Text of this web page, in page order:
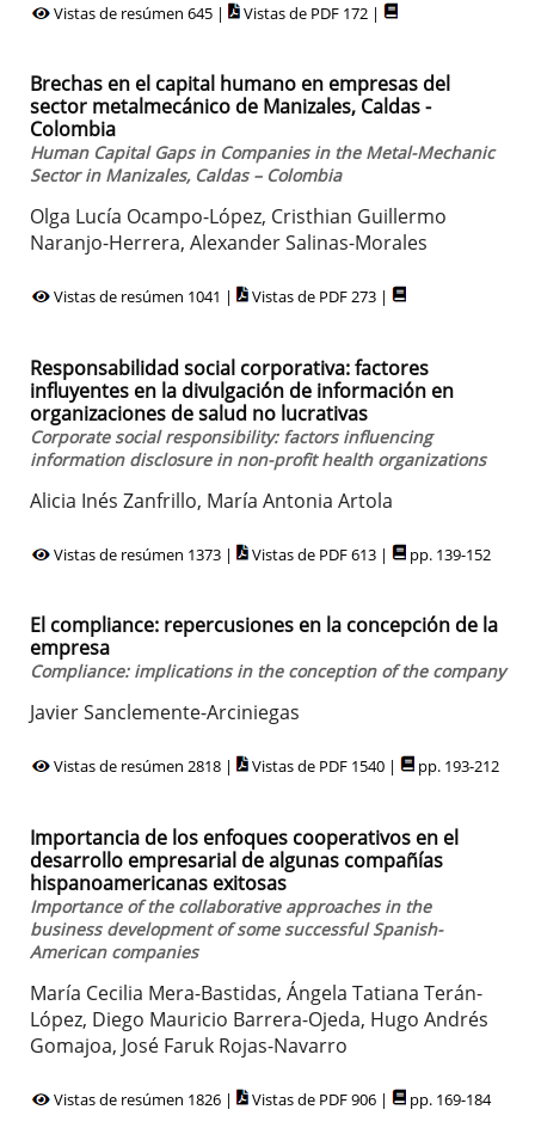
Vistas de resúmen 645 | Vistas de PDF 172 |
Brechas en el capital humano en empresas del
sector metalmecánico de Manizales, Caldas -
Colombia
Human Capital Gaps in Companies in the Metal-Mechanic
Sector in Manizales, Caldas – Colombia
Olga Lucía Ocampo-López, Cristhian Guillermo
Naranjo-Herrera, Alexander Salinas-Morales
Vistas de resúmen 1041 | Vistas de PDF 273 |
Responsabilidad social corporativa: factores
influyentes en la divulgación de información en
organizaciones de salud no lucrativas
Corporate social responsibility: factors influencing
information disclosure in non-profit health organizations
Alicia Inés Zanfrillo, María Antonia Artola
Vistas de resúmen 1373 | Vistas de PDF 613 | pp. 139-152
El compliance: repercusiones en la concepción de la
empresa
Compliance: implications in the conception of the company
Javier Sanclemente-Arciniegas
Vistas de resúmen 2818 | Vistas de PDF 1540 | pp. 193-212
Importancia de los enfoques cooperativos en el
desarrollo empresarial de algunas compañías
hispanoamericanas exitosas
Importance of the collaborative approaches in the
business development of some successful Spanish-
American companies
María Cecilia Mera-Bastidas, Ángela Tatiana Terán-
López, Diego Mauricio Barrera-Ojeda, Hugo Andrés
Gomajoa, José Faruk Rojas-Navarro
Vistas de resúmen 1826 | Vistas de PDF 906 | pp. 169-184